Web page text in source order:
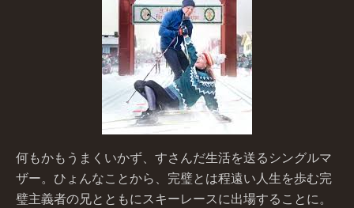
何もかもうまくいかず、すさんだ生活を送るシングルマ
ザー。ひょんなことから、完璧とは程遠い人生を歩む完
璧主義者の兄とともにスキーレースに出場することに。